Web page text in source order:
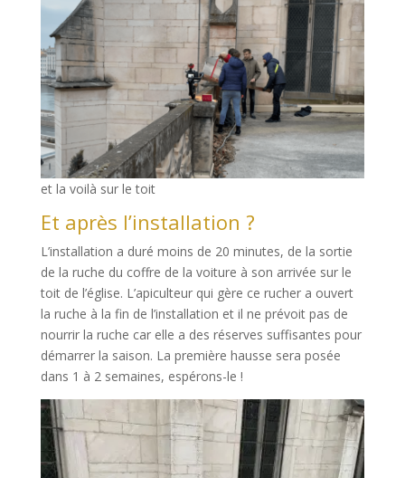
et la voilà sur le toit
Et après l’installation ?
L’installation a duré moins de 20 minutes, de la sortie
de la ruche du coffre de la voiture à son arrivée sur le
toit de l’église. L’apiculteur qui gère ce rucher a ouvert
la ruche à la fin de l’installation et il ne prévoit pas de
nourrir la ruche car elle a des réserves suffisantes pour
démarrer la saison. La première hausse sera posée
dans 1 à 2 semaines, espérons-le !